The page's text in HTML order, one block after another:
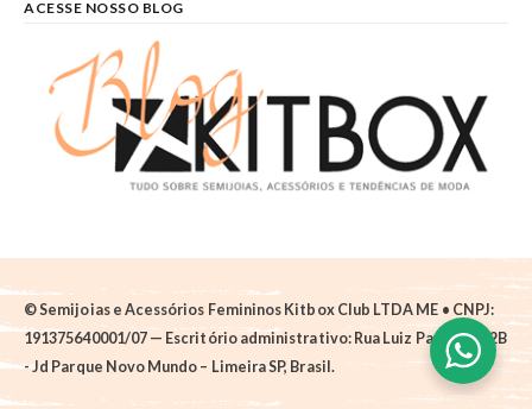
ACESSE NOSSO BLOG
© Semijoias e Acessórios Femininos Kitbox Club LTDA ME • CNPJ:
191375640001/07 — Escritório administrativo: Rua Luiz Pantano, 62B
- Jd Parque Novo Mundo – Limeira SP, Brasil.